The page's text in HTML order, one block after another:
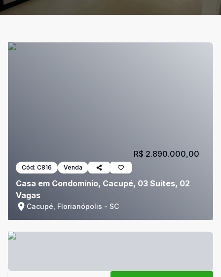
Cód: C816 Venda
Casa em Condomínio, Cacupé, 03 Suítes, 02
Vagas
Cacupé, Florianópolis - SC
R$ 2.890.000,00